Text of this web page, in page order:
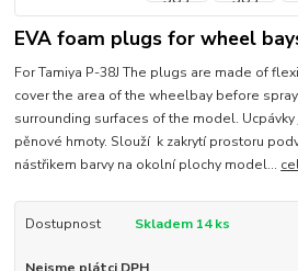
EVA foam plugs for wheel
For Tamiya P-38J The plugs are made of
cover the area of the wheelbay before
surrounding surfaces of the model.
pěnové hmoty. Slouží k zakrytí prostoru
nástřikem barvy na okolní plochy model...
Dostupnost Skladem 14 ks